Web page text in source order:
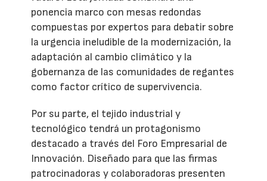
ponencia marco con mesas redondas
compuestas por expertos para debatir sobre
la urgencia ineludible de la modernización, la
adaptación al cambio climático y la
gobernanza de las comunidades de regantes
como factor crítico de supervivencia.
Por su parte, el tejido industrial y
tecnológico tendrá un protagonismo
destacado a través del Foro Empresarial de
Innovación. Diseñado para que las firmas
patrocinadoras y colaboradoras presenten